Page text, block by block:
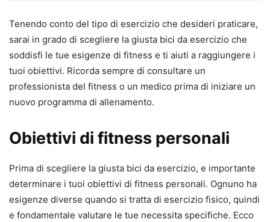
Tenendo conto del tipo di esercizio che desideri praticare,
sarai in grado di scegliere la giusta bici da esercizio che
soddisfi le tue esigenze di fitness e ti aiuti a raggiungere i
tuoi obiettivi. Ricorda sempre di consultare un
professionista del fitness o un medico prima di iniziare un
nuovo programma di allenamento.
Obiettivi di fitness personali
Prima di scegliere la giusta bici da esercizio, e importante
determinare i tuoi obiettivi di fitness personali. Ognuno ha
esigenze diverse quando si tratta di esercizio fisico, quindi
e fondamentale valutare le tue necessita specifiche. Ecco